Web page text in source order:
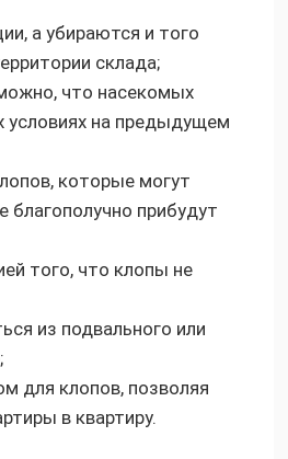
а убираются и того
склада;
что насекомых
условиях на предыдущем
которые могут
прибудут
того, что клопы не
из подвального или
для клопов, позволяя
в квартиру.